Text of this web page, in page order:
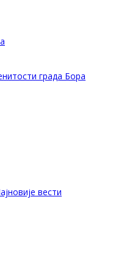
града Бора
вести